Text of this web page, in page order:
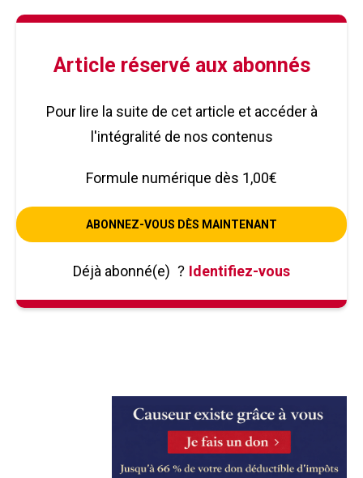
Article réservé aux abonnés
Pour lire la suite de cet article et accéder à
l'intégralité de nos contenus
Formule numérique dès 1,00€
ABONNEZ-VOUS DÈS MAINTENANT
Déjà abonné(e) ? Identifiez-vous